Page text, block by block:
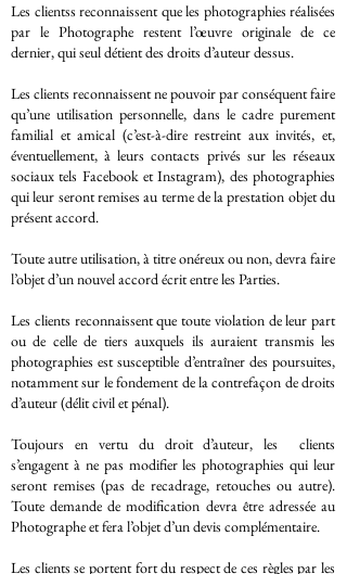
Les clientss reconnaissent que les photographies réalisées
par le Photographe restent l’œuvre originale de ce
dernier, qui seul détient des droits d’auteur dessus.
Les clients reconnaissent ne pouvoir par conséquent faire
qu’une utilisation personnelle, dans le cadre purement
familial et amical (c’est-à-dire restreint aux invités, et,
éventuellement, à leurs contacts privés sur les réseaux
sociaux tels Facebook et Instagram), des photographies
qui leur seront remises au terme de la prestation objet du
présent accord.
Toute autre utilisation, à titre onéreux ou non, devra faire
l’objet d’un nouvel accord écrit entre les Parties.
Les clients reconnaissent que toute violation de leur part
ou de celle de tiers auxquels ils auraient transmis les
photographies est susceptible d’entraîner des poursuites,
notamment sur le fondement de la contrefaçon de droits
d’auteur (délit civil et pénal).
Toujours en vertu du droit d’auteur, les clients
s’engagent à ne pas modifier les photographies qui leur
seront remises (pas de recadrage, retouches ou autre).
Toute demande de modification devra être adressée au
Photographe et fera l’objet d’un devis complémentaire.
Les clients se portent fort du respect de ces règles par les